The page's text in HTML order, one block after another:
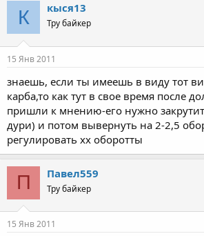
К кыся13
Тру байкер
15 Янв 2011
знаешь, если ты имеешь в виду тот
карба,то как тут в свое время после
пришли к мнению-его нужно
дури) и потом вывернуть на 2-2,5
регулировать xx оборотты
П Павел559
Тру байкер
15 Янв 2011